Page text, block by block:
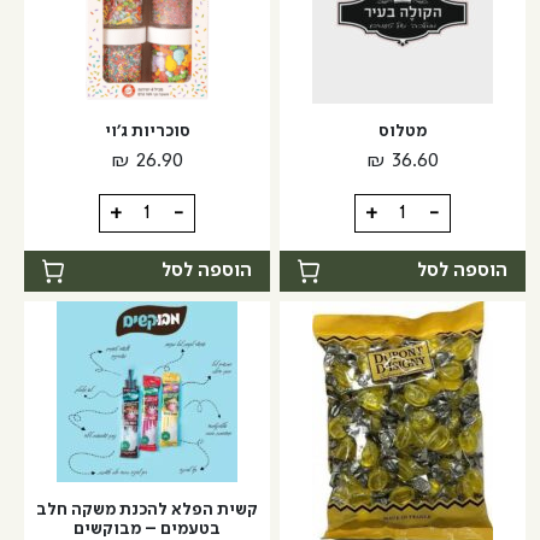
מטלוס
₪ 36.60
-
כמות
של
מטלוס
+
הוספה לסל
סוכריות ג'וי
₪ 26.90
-
כמות
של
סוכריות
ג'וי
+
הוספה לסל
סוגים.
לבחור
קשית הפלא להכנת משקה חלב
בטעמים – מבוקשים